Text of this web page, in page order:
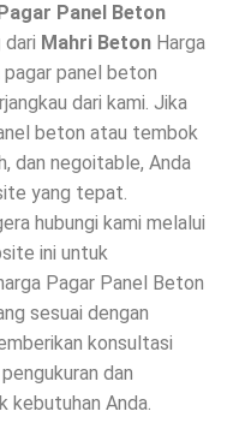
Pagar Panel Beton
dari Mahri Beton Harga
panel beton
dari kami. Jika
beton atau tembok
dan negoitable, Anda
yang tepat.
hubungi kami melalui
ini untuk
Pagar Panel Beton
sesuai dengan
konsultasi
dan
kebutuhan Anda.